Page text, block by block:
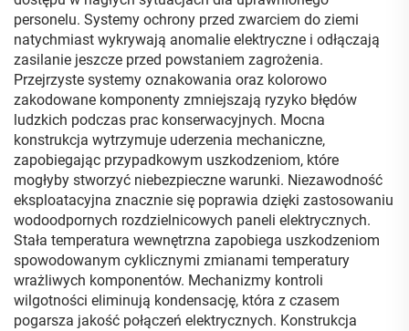
personelu. Systemy ochrony przed zwarciem do ziemi
natychmiast wykrywają anomalie elektryczne i odłączają
zasilanie jeszcze przed powstaniem zagrożenia.
Przejrzyste systemy oznakowania oraz kolorowo
zakodowane komponenty zmniejszają ryzyko błędów
ludzkich podczas prac konserwacyjnych. Mocna
konstrukcja wytrzymuje uderzenia mechaniczne,
zapobiegając przypadkowym uszkodzeniom, które
mogłyby stworzyć niebezpieczne warunki. Niezawodność
eksploatacyjna znacznie się poprawia dzięki zastosowaniu
wodoodpornych rozdzielnicowych paneli elektrycznych.
Stała temperatura wewnętrzna zapobiega uszkodzeniom
spowodowanym cyklicznymi zmianami temperatury
wrażliwych komponentów. Mechanizmy kontroli
wilgotności eliminują kondensację, która z czasem
pogarsza jakość połączeń elektrycznych. Konstrukcja